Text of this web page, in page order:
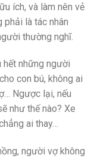
ích, và làm nên vẻ
là tác nhân
thường nghĩ.
hết những người
con bú, không ai
Ngược lại, nếu
như thế nào? Xe
ai thay…
người vợ không